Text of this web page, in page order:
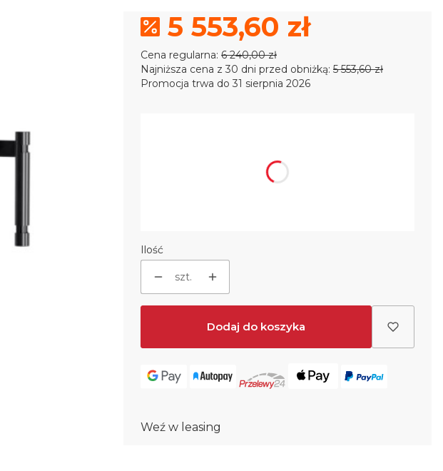
5 553,60 zł
Cena regularna: 6 240,00 zł
Najniższa cena z 30 dni przed obniżką: 5 553,60 zł
Promocja trwa do 31 sierpnia 2026
Opcjonalne
Ilość
szt.
Dodaj do koszyka
Weź w leasing